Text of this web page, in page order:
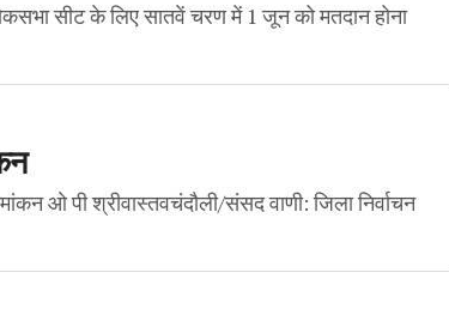
सीट के लिए सातवें चरण में 1 जून को मतदान होना
ओ पी श्रीवास्तवचंदौली/संसद वाणी: जिला निर्वाचन